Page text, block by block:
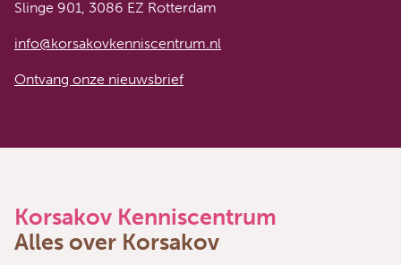
Slinge 901, 3086 EZ Rotterdam
info@korsakovkenniscentrum.nl
Ontvang onze nieuwsbrief
Korsakov Kenniscentrum
Alles over Korsakov